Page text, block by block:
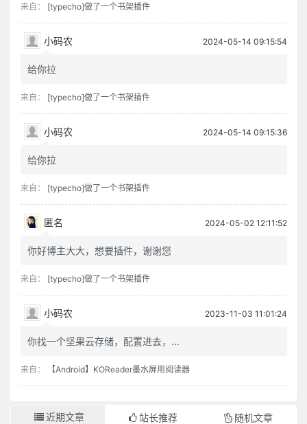
来自： [typecho]做了一个书架插件
小码农 2024-05-14 09:15:54
给你拉
来自： [typecho]做了一个书架插件
小码农 2024-05-14 09:15:36
给你拉
来自： [typecho]做了一个书架插件
匿名 2024-05-02 12:11:52
你好博主大大，想要插件，谢谢您
来自： [typecho]做了一个书架插件
小码农 2023-11-03 11:01:24
你找一个坚果云存储，配置进去，...
来自： 【Android】KOReader墨水屏用阅读器
近期文章 站长推荐 随机文章